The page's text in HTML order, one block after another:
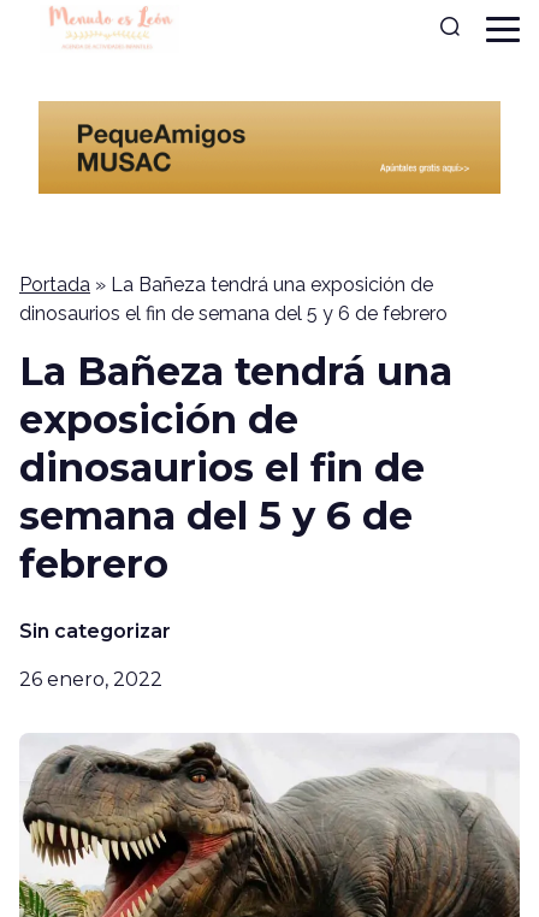
Portada » La Bañeza tendrá una exposición de
dinosaurios el fin de semana del 5 y 6 de febrero
La Bañeza tendrá una
exposición de
dinosaurios el fin de
semana del 5 y 6 de
febrero
Sin categorizar
26 enero, 2022